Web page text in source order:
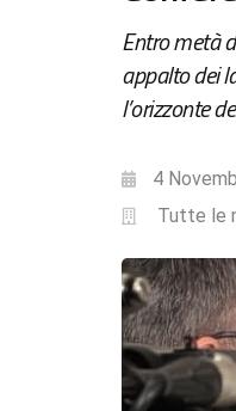
Entro metà
appalto dei
l’orizzonte
4
Tutte le